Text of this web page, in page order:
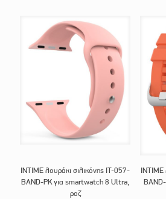
INTIME λουράκι σιλικόνης IT-057-
BAND-PK για smartwatch 8 Ultra,
ροζ
INTIME